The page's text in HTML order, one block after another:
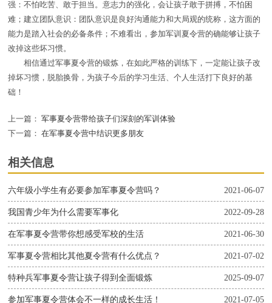
强：不怕吃苦、敢于担当。意志力的强化，会让孩子敢于拼搏，不怕困
难；建立团队意识：团队意识是良好沟通能力和大局观的统称，这方面的
能力是踏入社会的必备条件；不难看出，参加军训夏令营的确能够让孩子
改掉这些坏习惯。
相信通过军事夏令营的锻炼，在如此严格的训练下，一定能让孩子改
掉坏习惯，脱胎换骨，为孩子今后的学习生活、个人生活打下良好的基
础！
上一篇： 军事夏令营带给孩子们深刻的军训体验
下一篇： 在军事夏令营中结识更多朋友
相关信息
2021-06-07
六年级小学生有必要参加军事夏令营吗？
2022-09-28
我国青少年为什么需要军事化
2021-06-30
在军事夏令营带你想感受军校的生活
2021-07-02
军事夏令营相比其他夏令营有什么优点？
2025-09-07
特种兵军事夏令营让孩子得到全面锻炼
2021-07-05
参加军事夏令营体会不一样的成长生活！